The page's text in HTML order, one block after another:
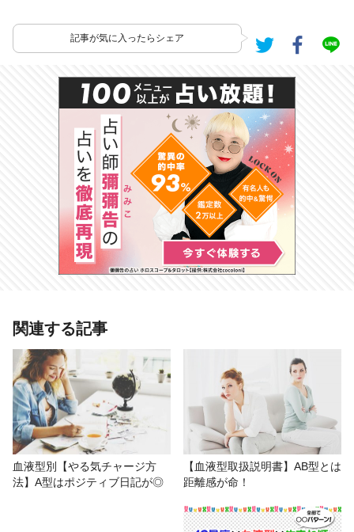
記事が気に入ったらシェア
あわせて読みたい記事
血液型【叱られたとき】あるある
O型は頭に血が上り、反抗的な態度
を取る！
# おもしろ # 血液型あるある # 金森藍加
# 血液型占い # 金運
関連する記事
血液型別【やる気チャージ方
法】A型はポジティブ日記が◎
【血液型取扱説明書】AB型とは
距離感が命！